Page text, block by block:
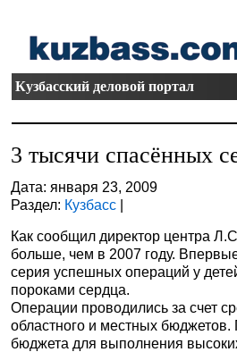
Кузбасский деловой портал
3 тысячи спасённых
Дата: января 23, 2009
Раздел: Кузбасс |
Как сообщил директор центра
больше, чем в 2007 году.
серия успешных операций у
пороками сердца.
Операции проводились за счет
областного и местных
бюджета для выполнения